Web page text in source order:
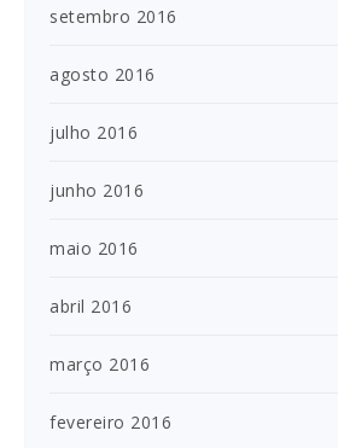
setembro 2016
agosto 2016
julho 2016
junho 2016
maio 2016
abril 2016
março 2016
fevereiro 2016